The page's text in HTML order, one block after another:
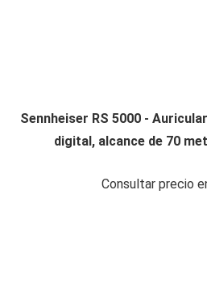
Sennheiser RS 5000 -
digital, alcance de 70
Consultar precio